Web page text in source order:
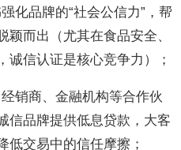
化品牌的“社会公信力”，帮
而出（尤其在食品安全、
诚信认证是核心竞争力）；
销商、金融机构等合作伙
信品牌提供低息贷款，大客
低交易中的信任摩擦；